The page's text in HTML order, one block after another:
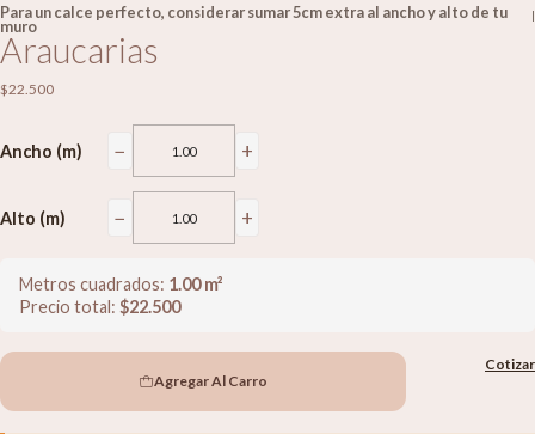
Para un calce perfecto, considerar sumar 5cm extra al ancho y alto de tu
muro
|
Araucarias
$22.500
Ancho (m) − +
Alto (m) − +
Metros cuadrados: 1.00m²
Precio total: $22.500
Agregar Al Carro
Cotizar